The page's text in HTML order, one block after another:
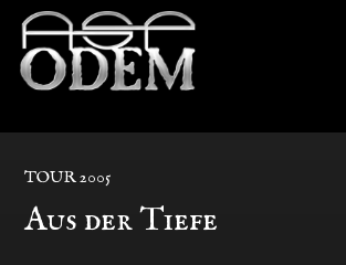
TOUR 2005
Aus der Tiefe